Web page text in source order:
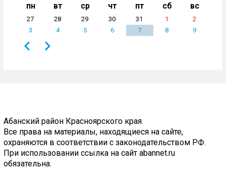
пн вт ср чт пт сб вс
27 28 29 30 31 1
2
3
4 5 6 7 8 9
Назад Вперёд
Абанский район Красноярского края.
Все права на материалы, находящиеся на сайте,
охраняются в соответствии с законодательством РФ.
При использовании ссылка на сайт abannet.ru
обязательна.